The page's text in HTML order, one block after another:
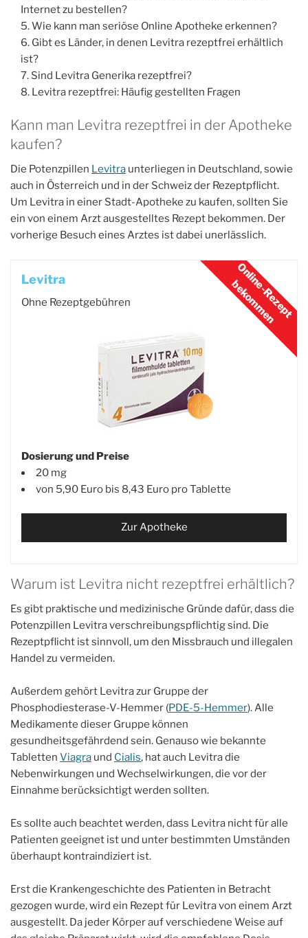
Internet zu bestellen?
Wie kann man seriöse Online Apotheke erkennen?
Gibt es Länder, in denen Levitra rezeptfrei erhältlich
ist?
Sind Levitra Generika rezeptfrei?
Levitra rezeptfrei: Häufig gestellten Fragen
Kann man Levitra rezeptfrei in der Apotheke
kaufen?
Die Potenzpillen Levitra unterliegen in Deutschland, sowie
auch in Österreich und in der Schweiz der Rezeptpflicht.
Um Levitra in einer Stadt-Apotheke zu kaufen, sollten Sie
ein von einem Arzt ausgestelltes Rezept bekommen. Der
vorherige Besuch eines Arztes ist dabei unerlässlich.
Levitra
Ohne Rezeptgebühren
Dosierung und Preise
20 mg
von 5,90 Euro bis 8,43 Euro pro Tablette
Zur Apotheke
Warum ist Levitra nicht rezeptfrei erhältlich?
Es gibt praktische und medizinische Gründe dafür, dass die
Potenzpillen Levitra verschreibungspflichtig sind. Die
Rezeptpflicht ist sinnvoll, um den Missbrauch und illegalen
Handel zu vermeiden.
Außerdem gehört Levitra zur Gruppe der
Phosphodiesterase-V-Hemmer (PDE-5-Hemmer). Alle
Medikamente dieser Gruppe können
gesundheitsgefährdend sein. Genauso wie bekannte
Tabletten Viagra und Cialis, hat auch Levitra die
Nebenwirkungen und Wechselwirkungen, die vor der
Einnahme berücksichtigt werden sollten.
Es sollte auch beachtet werden, dass Levitra nicht für alle
Patienten geeignet ist und unter bestimmten Umständen
überhaupt kontraindiziert ist.
Erst die Krankengeschichte des Patienten in Betracht
gezogen wurde, wird ein Rezept für Levitra von einem Arzt
ausgestellt. Da jeder Körper auf verschiedene Weise auf